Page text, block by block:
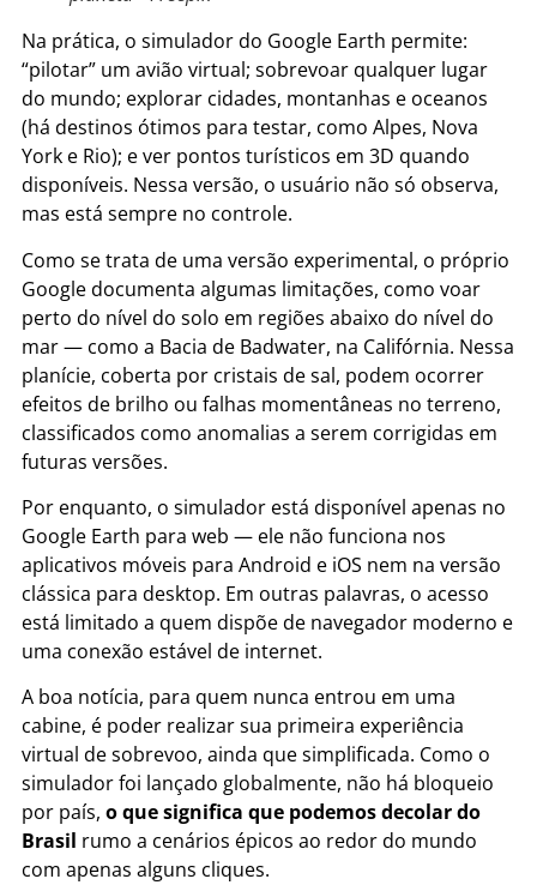
Na prática, o simulador do Google Earth permite:
“pilotar” um avião virtual; sobrevoar qualquer lugar
do mundo; explorar cidades, montanhas e oceanos
(há destinos ótimos para testar, como Alpes, Nova
York e Rio); e ver pontos turísticos em 3D quando
disponíveis. Nessa versão, o usuário não só observa,
mas está sempre no controle.
Como se trata de uma versão experimental, o próprio
Google documenta algumas limitações, como voar
perto do nível do solo em regiões abaixo do nível do
mar — como a Bacia de Badwater, na Califórnia. Nessa
planície, coberta por cristais de sal, podem ocorrer
efeitos de brilho ou falhas momentâneas no terreno,
classificados como anomalias a serem corrigidas em
futuras versões.
Por enquanto, o simulador está disponível apenas no
Google Earth para web — ele não funciona nos
aplicativos móveis para Android e iOS nem na versão
clássica para desktop. Em outras palavras, o acesso
está limitado a quem dispõe de navegador moderno e
uma conexão estável de internet.
A boa notícia, para quem nunca entrou em uma
cabine, é poder realizar sua primeira experiência
virtual de sobrevoo, ainda que simplificada. Como o
simulador foi lançado globalmente, não há bloqueio
por país, o que significa que podemos decolar do
Brasil rumo a cenários épicos ao redor do mundo
com apenas alguns cliques.